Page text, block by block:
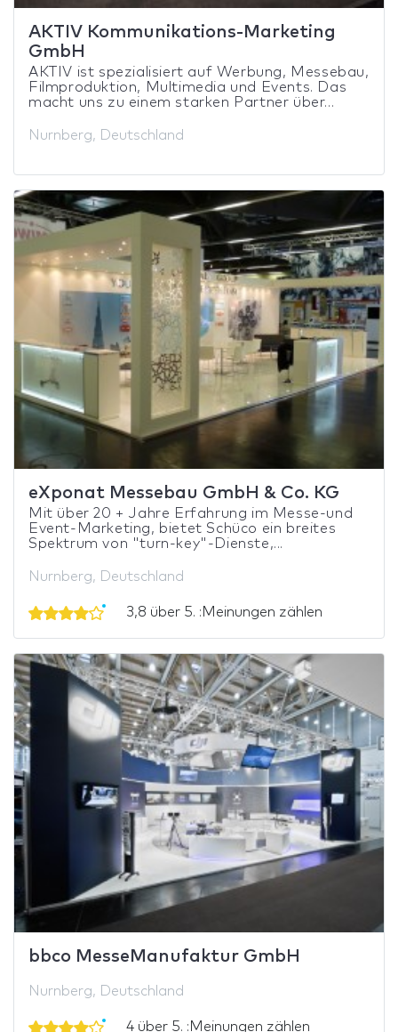
AKTIV Kommunikations-Marketing
GmbH
AKTIV ist spezialisiert auf Werbung, Messebau,
Filmproduktion, Multimedia und Events. Das
macht uns zu einem starken Partner über...
Nurnberg, Deutschland
eXponat Messebau GmbH & Co. KG
Mit über 20 + Jahre Erfahrung im Messe-und
Event-Marketing, bietet Schüco ein breites
Spektrum von "turn-key"-Dienste,...
Nurnberg, Deutschland
3,8 über 5. :Meinungen zählen
bbco MesseManufaktur GmbH
Nurnberg, Deutschland
4 über 5. :Meinungen zählen